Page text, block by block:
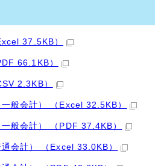
37.5KB）
66.1KB）
2.3KB）
般会計） （Excel 32.5KB）
般会計） （PDF 37.4KB）
会計） （Excel 33.0KB）